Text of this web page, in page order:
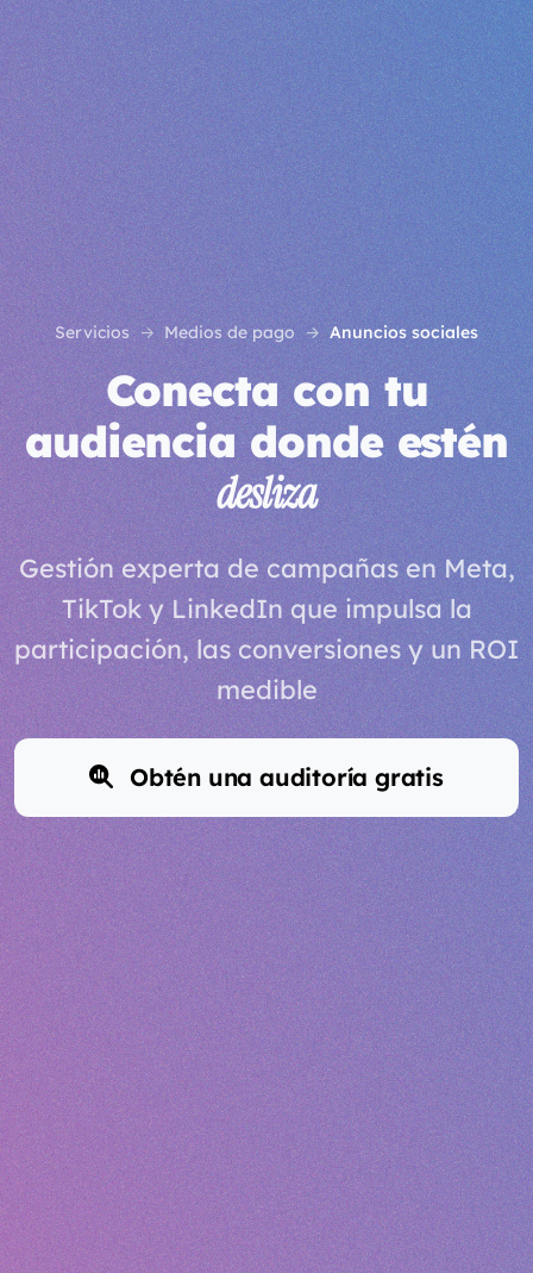
Servicios Medios de pago Anuncios sociales
Conecta con tu
audiencia donde estén
desliza
Gestión experta de campañas en Meta,
TikTok y LinkedIn que impulsa la
participación, las conversiones y un ROI
medible
Obtén una auditoría gratis